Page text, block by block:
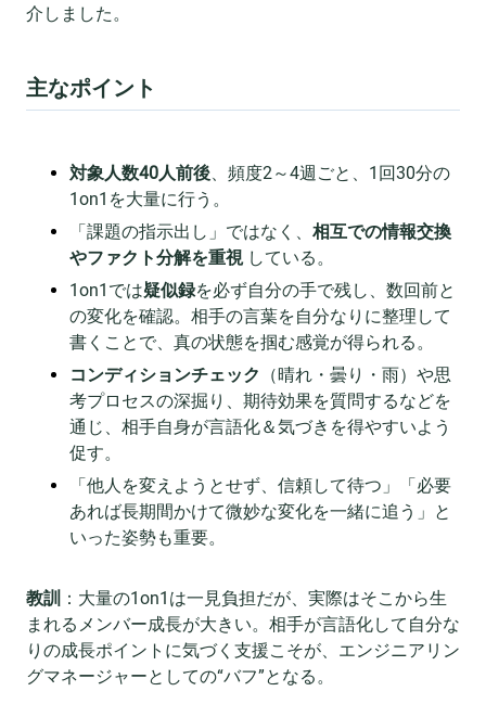
介しました。
主なポイント
対象人数40人前後 、頻度2～4週ごと、1回30分の
1on1を大量に行う。
「課題の指示出し」ではなく、 相互での情報交換
やファクト分解を重視している。
1on1では疑似録を必ず自分の手で残し、数回前と
の変化を確認。相手の言葉を自分なりに整理して
書くことで、真の状態を掴む感覚が得られる。
コンディションチェック
（晴れ・曇り・雨）や思
考プロセスの深掘り、期待効果を質問するなどを
通じ、相手自身が言語化＆気づきを得やすいよう
促す。
「他人を変えようとせず、信頼して待つ」「必要
あれば長期間かけて微妙な変化を一緒に追う」と
いった姿勢も重要。
教訓 ：大量の1on1は一見負担だが、実際はそこから生
まれるメンバー成長が大きい。相手が言語化して自分な
りの成長ポイントに気づく支援こそが、エンジニアリン
グマネージャーとしての“バフ”となる。